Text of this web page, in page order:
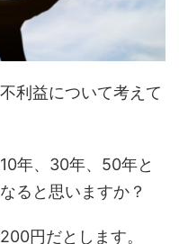
利益について考えて
年、30年、50年と
ると思いますか？
円だとします。